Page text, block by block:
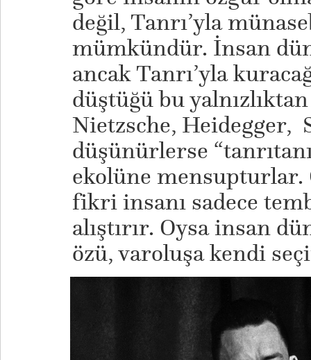
değil, Tanrı’yla
mümkündür. İnsan
ancak Tanrı’yla
düştüğü bu
Nietzsche, Heidegger,
düşünürlerse
ekolüne mensupturlar.
fikri insanı sadece
alıştırır. Oysa insan
özü, varoluşa kendi